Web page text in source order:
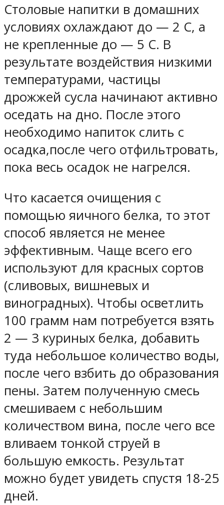
Столовые напитки в домашних
условиях охлаждают до — 2 С, а
не крепленные до — 5 С. В
результате воздействия низкими
температурами, частицы
дрожжей сусла начинают активно
оседать на дно. После этого
необходимо напиток слить с
осадка,после чего отфильтровать,
пока весь осадок не нагрелся.
Что касается очищения с
помощью яичного белка, то этот
способ является не менее
эффективным. Чаще всего его
используют для красных сортов
(сливовых, вишневых и
виноградных). Чтобы осветлить
100 грамм нам потребуется взять
2 — 3 куриных белка, добавить
туда небольшое количество воды,
после чего взбить до образования
пены. Затем полученную смесь
смешиваем с небольшим
количеством вина, после чего все
вливаем тонкой струей в
большую емкость. Результат
можно будет увидеть спустя 18-25
дней.